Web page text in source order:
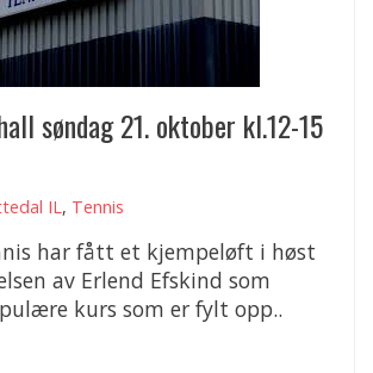
søndag 21. oktober kl.12-15
IL, Tennis
har fått et kjempeløft i høst
av Erlend Efskind som
kurs som er fylt opp..